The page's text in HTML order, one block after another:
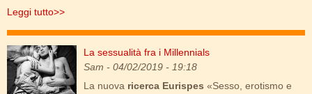
Leggi tutto>>
sesso-giovani.jpg
La sessualità fra i Millennials
Sam - 04/02/2019 - 19:18
La nuova ricerca Eurispes «Sesso, erotismo e